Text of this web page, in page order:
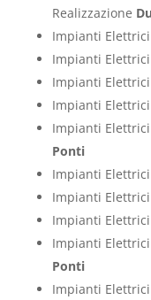
Realizzazione
Impianti
Impianti
Impianti Elettrici
Impianti
Impianti
Ponti
Impianti
Impianti
Impianti
Impianti Elettrici
Ponti
Impianti